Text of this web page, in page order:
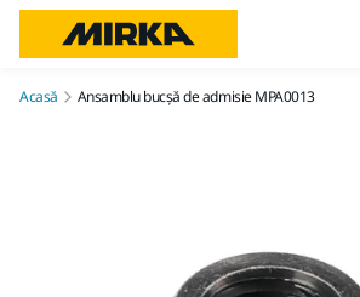
Acasă Ansamblu bucșă de admisie MPA0013